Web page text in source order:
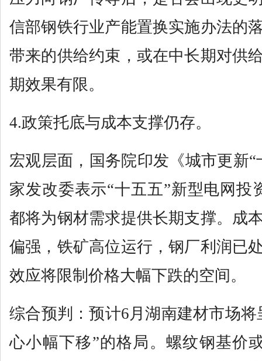
信部钢铁行业产能置换实施办法的
带来的供给约束，或在中长期对供
期效果有限。
4.政策托底与成本支撑仍存。
宏观层面，国务院印发《城市更新
家发改委表示“十五五”新型电网投
都将为钢材需求提供长期支撑。成
偏强，铁矿高位运行，钢厂利润已
效应将限制价格大幅下跌的空间。
综合预判：预计6月湖南建材市场
心小幅下移”的格局。螺纹钢基价